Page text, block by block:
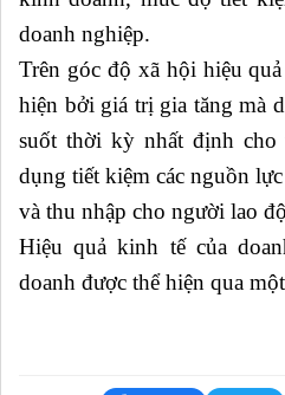
doanh nghiệp.
Trên góc độ xã hội hiệu
hiện bởi giá trị gia tăng mà
suốt thời kỳ nhất định
dụng tiết kiệm các nguồn
và thu nhập cho người lao
Hiệu quả kinh tế của
doanh được thể hiện qua